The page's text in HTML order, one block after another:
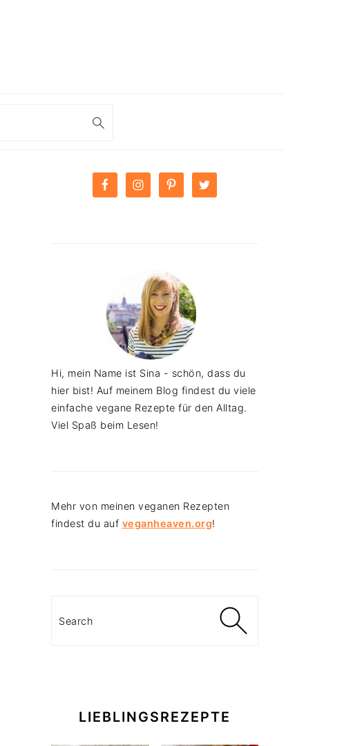
PRIMARY
SIDEBAR
Hi, mein Name ist Sina - schön, dass du
hier bist! Auf meinem Blog findest du viele
einfache vegane Rezepte für den Alltag.
Viel Spaß beim Lesen!
Mehr von meinen veganen Rezepten
findest du auf veganheaven.org!
LIEBLINGSREZEPTE